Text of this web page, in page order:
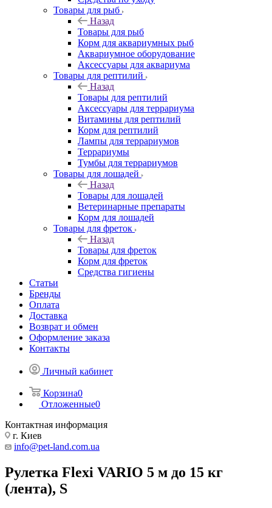
Товары для рыб
Назад
Товары для рыб
Корм для аквариумных рыб
Аквариумное оборудование
Аксессуары для аквариума
Товары для рептилий
Назад
Товары для рептилий
Аксессуары для террариума
Витамины для рептилий
Корм для рептилий
Лампы для террариумов
Террариумы
Тумбы для террариумов
Товары для лошадей
Назад
Товары для лошадей
Ветеринарные препараты
Корм для лошадей
Товары для фреток
Назад
Товары для фреток
Корм для фреток
Средства гигиены
Статьи
Бренды
Оплата
Доставка
Возврат и обмен
Оформление заказа
Контакты
Личный кабинет
Корзина0
Отложенные0
Контактная информация
г. Киев
info@pet-land.com.ua
Рулетка Flexi VARIO 5 м до 15 кг
(лента), S